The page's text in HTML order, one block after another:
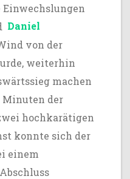
Daniel
von der
weiterhin
machen
der
hochkarätigen
konnte sich der
einem
Abschluss